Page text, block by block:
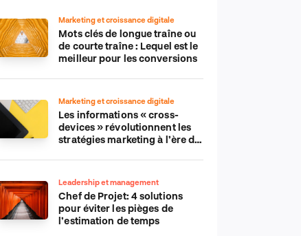
Marketing et croissance digitale
Mots clés de longue traîne ou
de courte traîne : Lequel est le
meilleur pour les conversions
Marketing et croissance digitale
Les informations « cross-
devices » révolutionnent les
stratégies marketing à l’ère du
Leadership et management
Chef de Projet: 4 solutions
pour éviter les pièges de
l’estimation de temps